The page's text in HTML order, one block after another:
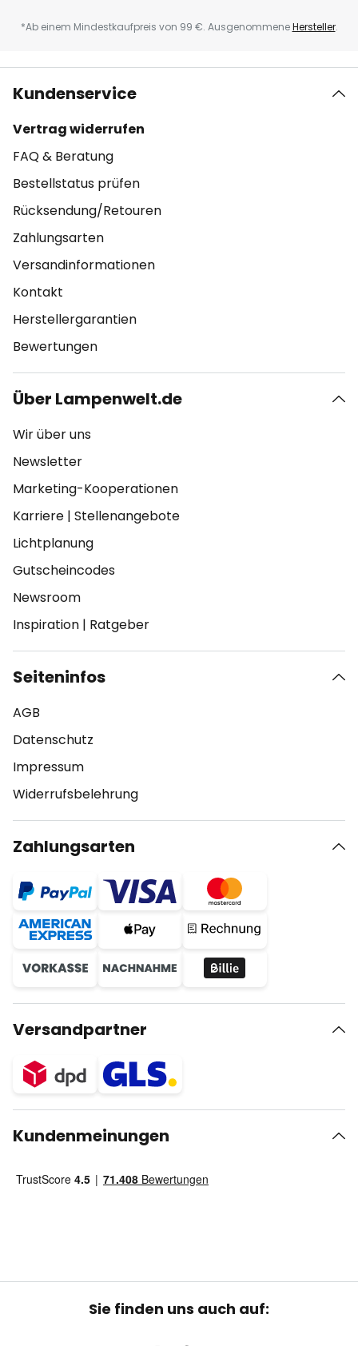
*Ab einem Mindestkaufpreis von 99 €. AusgenommeneHersteller.
Kundenservice
Vertrag widerrufen
FAQ & Beratung
Bestellstatus prüfen
Rücksendung/Retouren
Zahlungsarten
Versandinformationen
Kontakt
Herstellergarantien
Bewertungen
Über Lampenwelt.de
Wir über uns
Newsletter
Marketing-Kooperationen
Karriere | Stellenangebote
Lichtplanung
Gutscheincodes
Newsroom
Inspiration | Ratgeber
Seiteninfos
AGB
Datenschutz
Impressum
Widerrufsbelehrung
Zahlungsarten
Versandpartner
Kundenmeinungen
Sie finden uns auch auf: